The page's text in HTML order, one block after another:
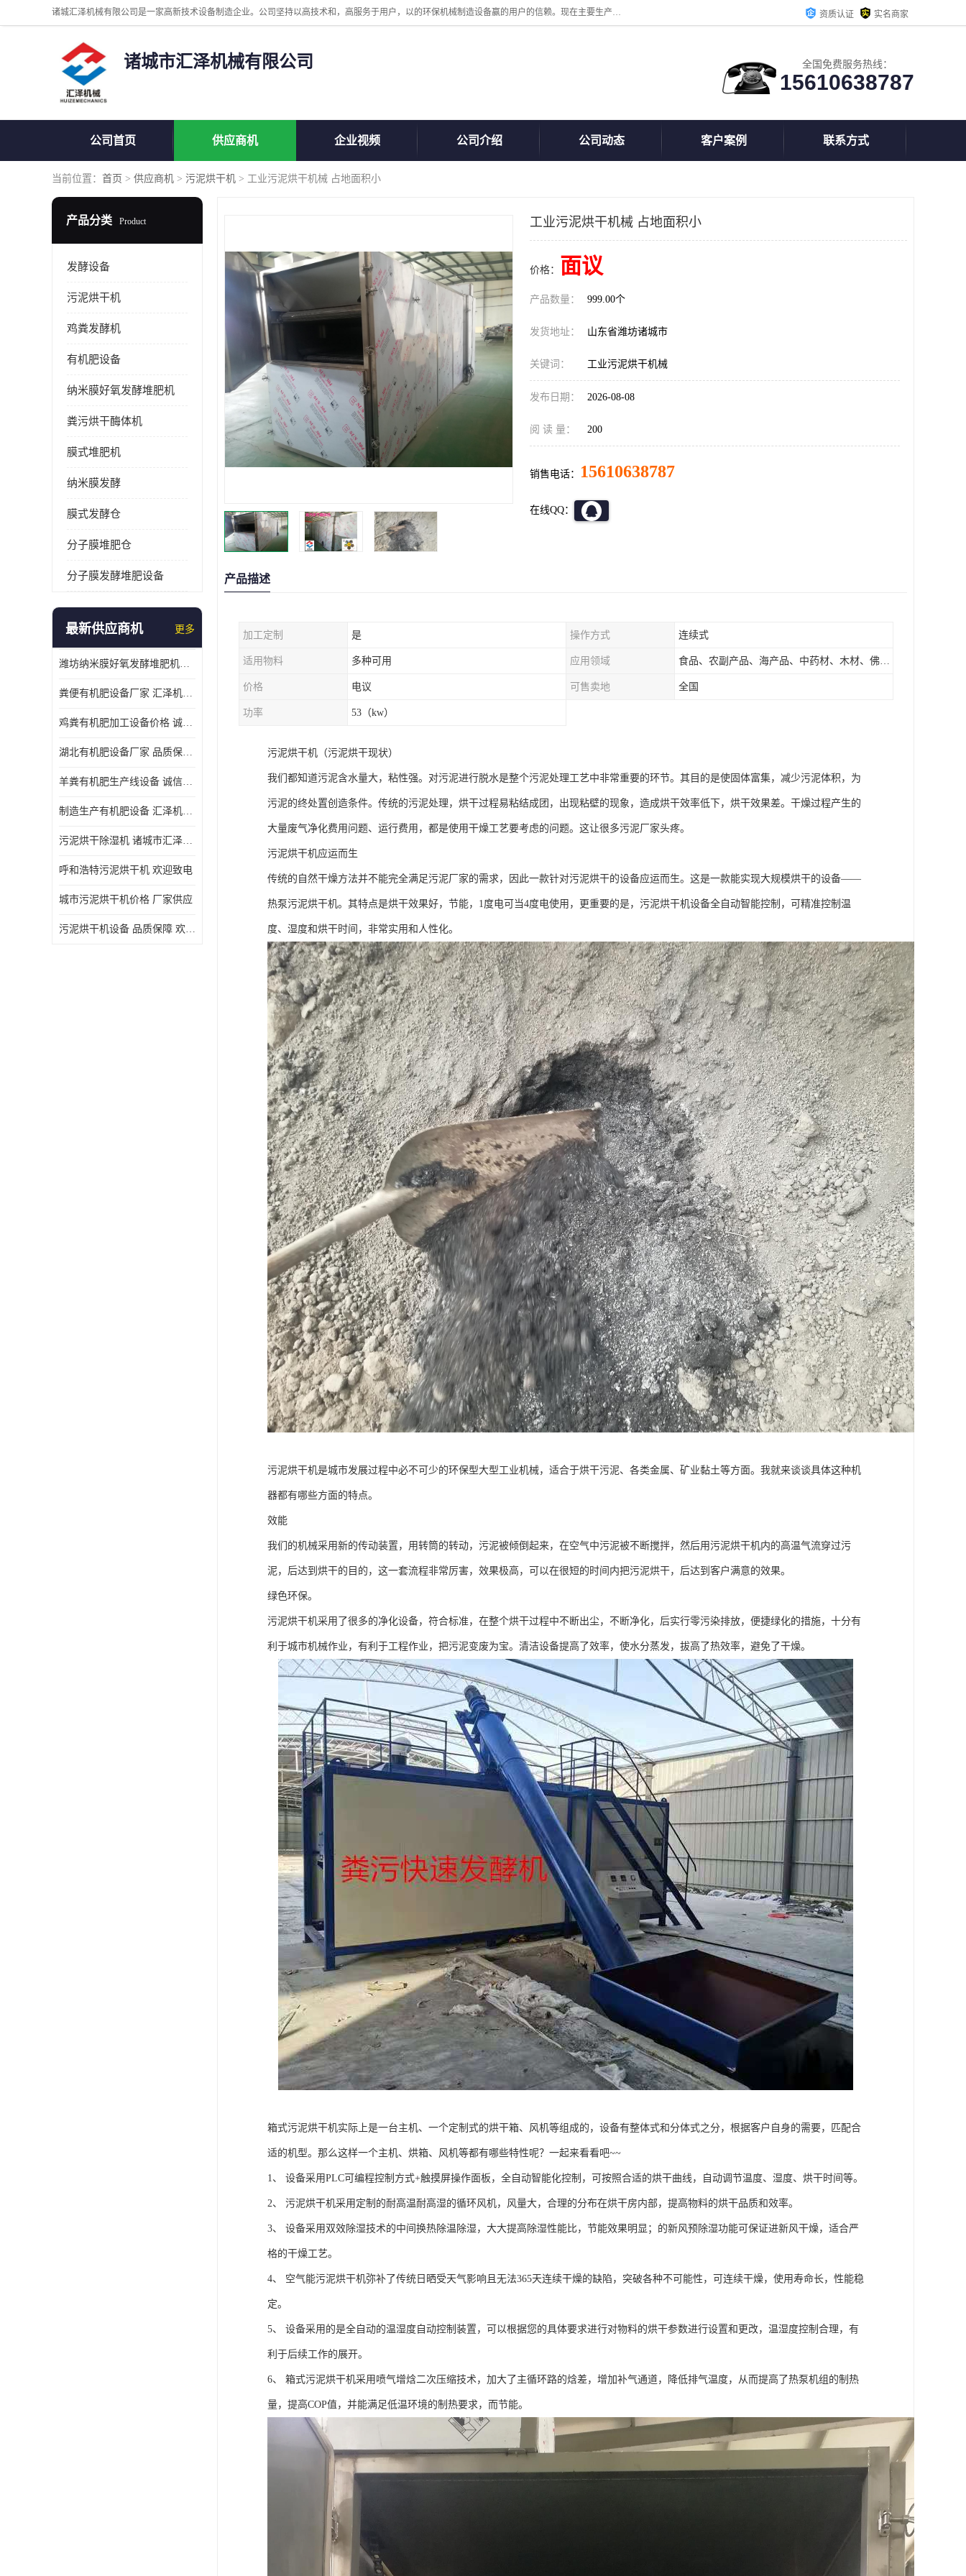
诸城汇泽机械有限公司是一家高新技术设备制造企业。公司坚持以高技术和，高服务于用户，以的环保机械制造设备赢的用户的信赖。现在主要生产死亡畜禽无害化处理和立式和卧式有机肥设备，搅拌机，烘干机，高温发酵机等。污水处理设备，固液分离机。气浮机，化制机等。公司秉承品质，用户至上，科技创新的经营理。 资质认证 实名商家
诸城市汇泽机械有限公司 全国免费服务热线：
15610638787
公司首页 供应商机 企业视频 公司介绍 公司动态 客户案例 联系方式
当前位置： 首页 > 供应商机 > 污泥烘干机 > 工业污泥烘干机械 占地面积小
产品分类 Product
发酵设备
污泥烘干机
鸡粪发酵机
有机肥设备
纳米膜好氧发酵堆肥机
粪污烘干酶体机
膜式堆肥机
纳米膜发酵
膜式发酵仓
分子膜堆肥仓
分子膜发酵堆肥设备
最新供应商机 更多
潍坊纳米膜好氧发酵堆肥机定制
粪便有机肥设备厂家 汇泽机械 免费报价
鸡粪有机肥加工设备价格 诚信卖家 致电了解
湖北有机肥设备厂家 品质保障 欢迎咨询
羊粪有机肥生产线设备 诚信卖家 致电了解
制造生产有机肥设备 汇泽机械 免费报价
污泥烘干除湿机 诸城市汇泽机械有限公司
呼和浩特污泥烘干机 欢迎致电
城市污泥烘干机价格 厂家供应
污泥烘干机设备 品质保障 欢迎咨询
工业污泥烘干机械 占地面积小
价格： 面议
产品数量： 999.00个
发货地址： 山东省潍坊诸城市
关键词： 工业污泥烘干机械
发布日期： 2026-08-08
阅 读 量： 200
销售电话： 15610638787
在线QQ：
产品描述
加工定制 是 操作方式 连续式
适用物料 多种可用 应用领域 食品、农副产品、海产品、中药材、木材、佛香、茶叶、污泥等
价格 电议 可售卖地 全国
功率 53（kw）
污泥烘干机（污泥烘干现状）
我们都知道污泥含水量大，粘性强。对污泥进行脱水是整个污泥处理工艺中非常重要的环节。其目的是使固体富集，减少污泥体积，为
污泥的终处置创造条件。传统的污泥处理，烘干过程易粘结成团，出现粘壁的现象，造成烘干效率低下，烘干效果差。干燥过程产生的
大量废气净化费用问题、运行费用，都是使用干燥工艺要考虑的问题。这让很多污泥厂家头疼。
污泥烘干机应运而生
传统的自然干燥方法并不能完全满足污泥厂家的需求，因此一款针对污泥烘干的设备应运而生。这是一款能实现大规模烘干的设备——
热泵污泥烘干机。其特点是烘干效果好，节能，1度电可当4度电使用，更重要的是，污泥烘干机设备全自动智能控制，可精准控制温
度、湿度和烘干时间，非常实用和人性化。
污泥烘干机是城市发展过程中必不可少的环保型大型工业机械，适合于烘干污泥、各类金属、矿业黏土等方面。我就来谈谈具体这种机
器都有哪些方面的特点。
效能
我们的机械采用新的传动装置，用转筒的转动，污泥被倾倒起来，在空气中污泥被不断搅拌，然后用污泥烘干机内的高温气流穿过污
泥，后达到烘干的目的，这一套流程非常厉害，效果极高，可以在很短的时间内把污泥烘干，后达到客户满意的效果。
绿色环保。
污泥烘干机采用了很多的净化设备，符合标准，在整个烘干过程中不断出尘，不断净化，后实行零污染排放，便捷绿化的措施，十分有
利于城市机械作业，有利于工程作业，把污泥变废为宝。清洁设备提高了效率，使水分蒸发，拔高了热效率，避免了干燥。
箱式污泥烘干机实际上是一台主机、一个定制式的烘干箱、风机等组成的，设备有整体式和分体式之分，根据客户自身的需要，匹配合
适的机型。那么这样一个主机、烘箱、风机等都有哪些特性呢？一起来看看吧~~
1、 设备采用PLC可编程控制方式+触摸屏操作面板，全自动智能化控制，可按照合适的烘干曲线，自动调节温度、湿度、烘干时间等。
2、 污泥烘干机采用定制的耐高温耐高湿的循环风机，风量大，合理的分布在烘干房内部，提高物料的烘干品质和效率。
3、 设备采用双效除湿技术的中间换热除温除湿，大大提高除湿性能比，节能效果明显；的新风预除湿功能可保证进新风干燥，适合严
格的干燥工艺。
4、 空气能污泥烘干机弥补了传统日晒受天气影响且无法365天连续干燥的缺陷，突破各种不可能性，可连续干燥，使用寿命长，性能稳
定。
5、 设备采用的是全自动的温湿度自动控制装置，可以根据您的具体要求进行对物料的烘干参数进行设置和更改，温湿度控制合理，有
利于后续工作的展开。
6、 箱式污泥烘干机采用喷气增焓二次压缩技术，加大了主循环路的焓差，增加补气通道，降低排气温度，从而提高了热泵机组的制热
量，提高COP值，并能满足低温环境的制热要求，而节能。